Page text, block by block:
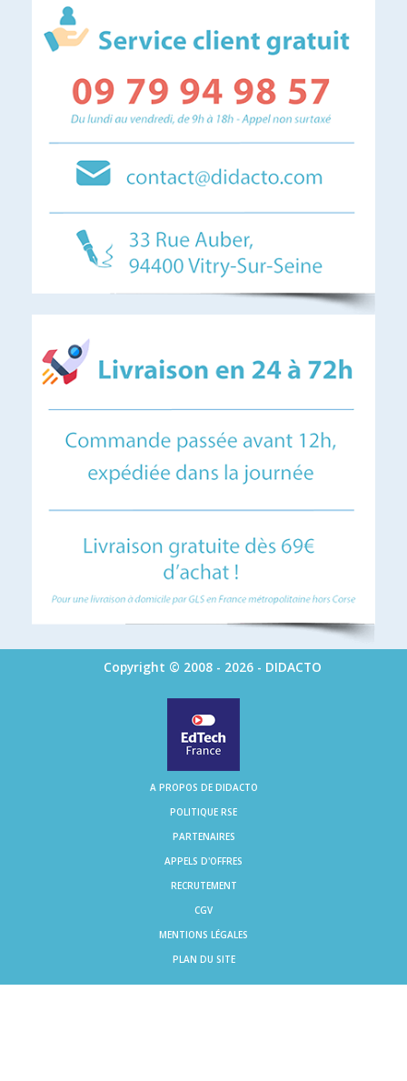
Copyright © 2008 - 2026 - DIDACTO
A PROPOS DE DIDACTO
POLITIQUE RSE
PARTENAIRES
APPELS D'OFFRES
RECRUTEMENT
CGV
MENTIONS LÉGALES
PLAN DU SITE